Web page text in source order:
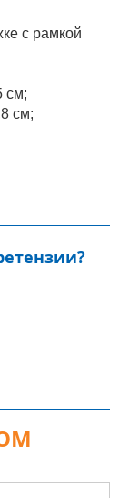
с рамкой
см;
см;